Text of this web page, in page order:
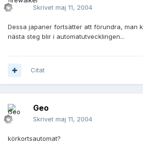
Skrivet maj 11, 2004
Dessa japaner fortsätter att förundra, man
nästa steg blir i automatutvecklingen...
Citat
Geo
Skrivet maj 11, 2004
körkortsautomat?